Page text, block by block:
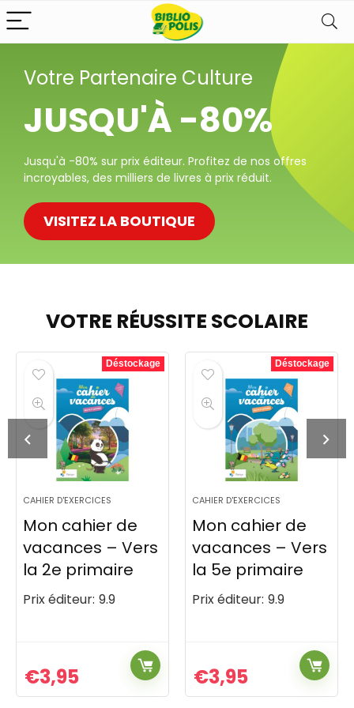
Votre Partenaire Culture
JUSQU'À -80%
Jusqu'à -80% sur prix éditeur. Profitez de nos offres
incroyables, des milliers de livres à prix réduit.
VISITEZ LA BOUTIQUE
VOTRE RÉUSSITE SCOLAIRE
Déstockage
CAHIER D'EXERCICES
Mon cahier de
vacances – Vers
la 2e primaire
Prix éditeur: 9.9
€3,95
Déstockage
CAHIER D'EXERCICES
Mon cahier de
vacances – Vers
la 5e primaire
Prix éditeur: 9.9
€3,95